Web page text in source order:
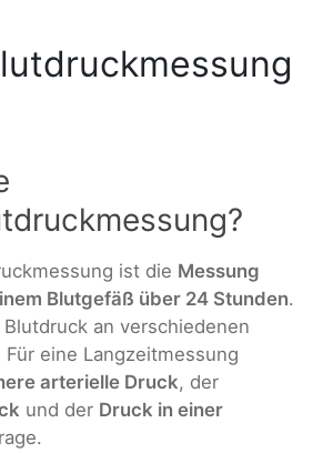
ist die Messung
Blutgefäß über 24 Stunden.
an verschiedenen
eine Langzeitmessung
arterielle Druck, der
und der Druck in einer